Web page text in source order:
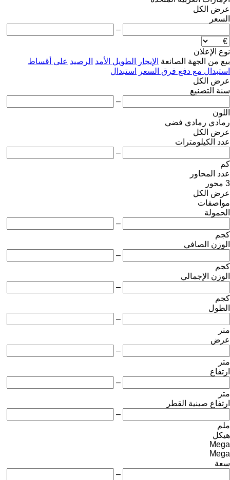
عرض الكل
السعر
–
نوع الإعلان
بيع من الجهة الصانعة الإيجار الطويل الأمد الرصيد على أقساط
استبدال مع دفع فرق السعر
استبدال
عرض الكل
سنة التصنيع
–
اللون
رمادي رمادي فضي
عرض الكل
عدد الكيلومترات
–
كم
عدد المحاور
3 محور
عرض الكل
مواصفات
الحمولة
–
كجم
الوزن الصافي
–
كجم
الوزن الإجمالي
–
كجم
الطول
–
متر
عرض
–
متر
ارتفاع
–
متر
ارتفاع صينية القطر
–
ملم
هيكل
Mega
Mega
سعة
–